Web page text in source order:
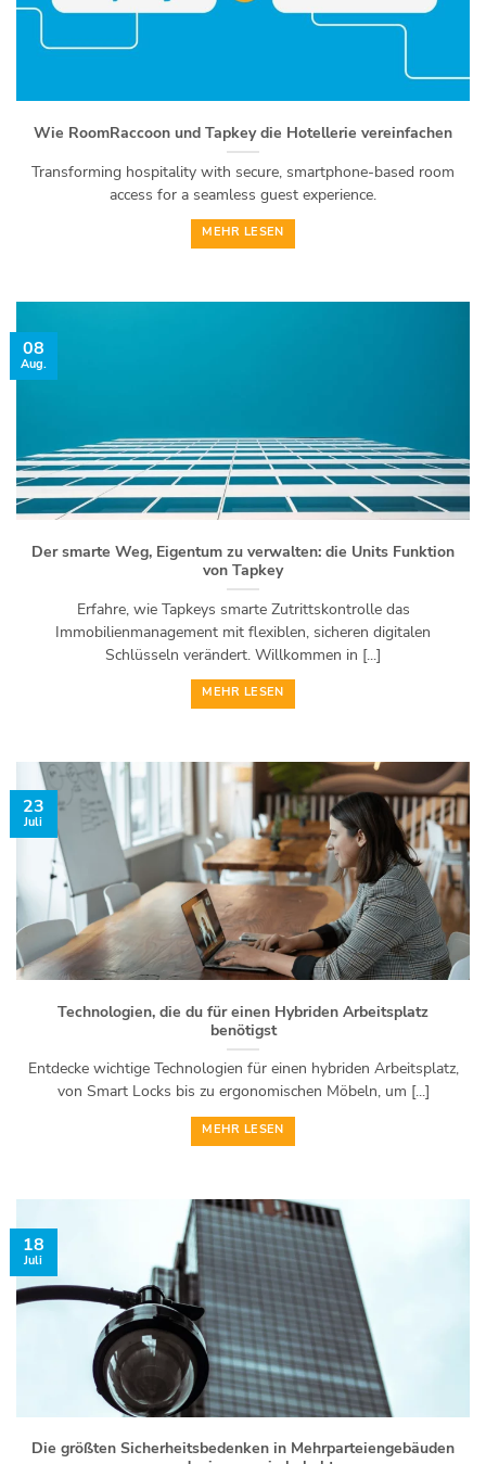
Wie RoomRaccoon und Tapkey die Hotellerie vereinfachen
Transforming hospitality with secure, smartphone-based room
access for a seamless guest experience.
MEHR LESEN
Der smarte Weg, Eigentum zu verwalten: die Units Funktion
von Tapkey
Erfahre, wie Tapkeys smarte Zutrittskontrolle das
Immobilienmanagement mit flexiblen, sicheren digitalen
Schlüsseln verändert. Willkommen in [...]
MEHR LESEN
08
Aug.
Technologien, die du für einen Hybriden Arbeitsplatz
benötigst
Entdecke wichtige Technologien für einen hybriden Arbeitsplatz,
von Smart Locks bis zu ergonomischen Möbeln, um [...]
MEHR LESEN
23
Juli
Die größten Sicherheitsbedenken in Mehrparteiengebäuden
18
Juli